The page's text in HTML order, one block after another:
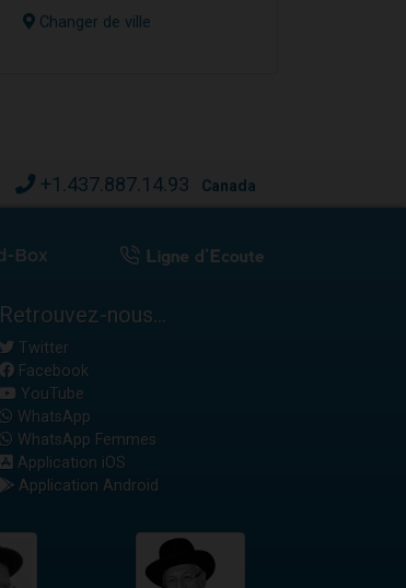
Changer de ville
+1.437.887.14.93 Canada
Retrouvez-nous...
Twitter
Facebook
YouTube
WhatsApp
WhatsApp Femmes
Application iOS
Application Android